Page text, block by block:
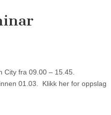
fra 09.00 – 15.45.
01.03. Klikk her for oppslag